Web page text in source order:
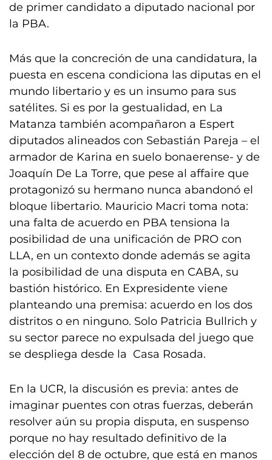
de primer candidato a diputado nacional por
la PBA.
Más que la concreción de una candidatura, la
puesta en escena condiciona las diputas en el
mundo libertario y es un insumo para sus
satélites. Si es por la gestualidad, en La
Matanza también acompañaron a Espert
diputados alineados con Sebastián Pareja – el
armador de Karina en suelo bonaerense- y de
Joaquín De La Torre, que pese al affaire que
protagonizó su hermano nunca abandonó el
bloque libertario. Mauricio Macri toma nota:
una falta de acuerdo en PBA tensiona la
posibilidad de una unificación de PRO con
LLA, en un contexto donde además se agita
la posibilidad de una disputa en CABA, su
bastión histórico. En Expresidente viene
planteando una premisa: acuerdo en los dos
distritos o en ninguno. Solo Patricia Bullrich y
su sector parece no expulsada del juego que
se despliega desde la Casa Rosada.
En la UCR, la discusión es previa: antes de
imaginar puentes con otras fuerzas, deberán
resolver aún su propia disputa, en suspenso
porque no hay resultado definitivo de la
elección del 8 de octubre, que está en manos